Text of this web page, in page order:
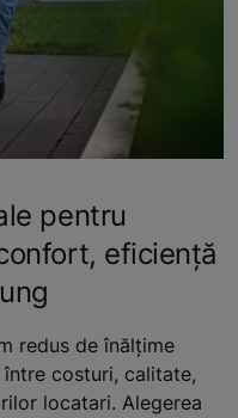
pentru
eficiență
redus de înălțime
între costuri, calitate,
locatari. Alegerea